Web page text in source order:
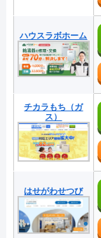
ハウスラボホーム
チカラもち（ガ
ス）
はせがわせつび